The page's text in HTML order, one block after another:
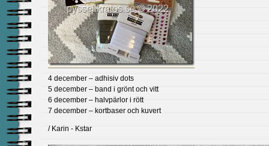
4 december – adhisiv dots
5 december – band i grönt och vitt
6 december – halvpärlor i rött
7 december – kortbaser och kuvert
/ Karin - Kstar